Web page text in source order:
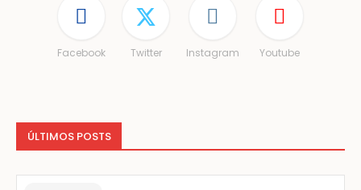
Facebook Twitter Instagram Youtube
ÚLTIMOS POSTS